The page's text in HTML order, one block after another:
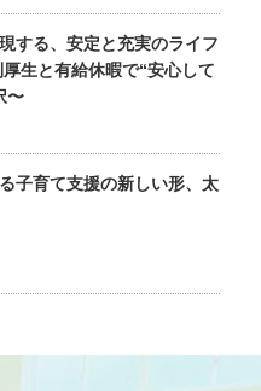
する、安定と充実のライフ
生と有給休暇で“安心して
〜
子育て支援の新しい形、太